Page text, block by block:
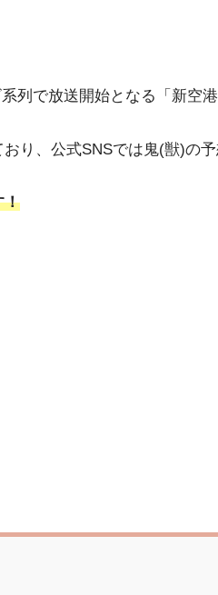
列で放送開始となる「新空港
り、公式SNSでは鬼(獣)の
！